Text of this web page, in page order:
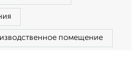
помещение